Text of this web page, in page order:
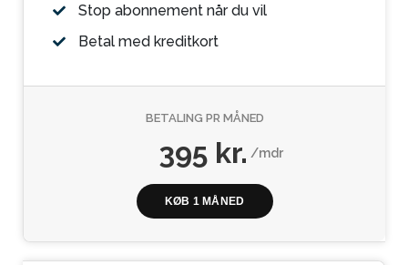
Stop abonnement når du vil
Betal med kreditkort
BETALING PR MÅNED
395 kr./mdr
KØB 1 MÅNED